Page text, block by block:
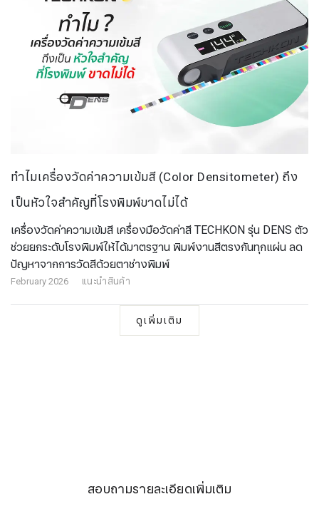
ทำไมเครื่องวัดค่าความเข้มสี (Color Densitometer) ถึง
เป็นหัวใจสำคัญที่โรงพิมพ์ขาดไม่ได้
เครื่องวัดค่าความเข้มสี เครื่องมือวัดค่าสี TECHKON รุ่น DENS ตัว
ช่วยยกระดับโรงพิมพ์ให้ได้มาตรฐาน พิมพ์งานสีตรงกันทุกแผ่น ลด
ปัญหาจากการวัดสีด้วยตาช่างพิมพ์
February 2026 แนะนำสินค้า
ดูเพิ่มเติม
สอบถามรายละเอียดเพิ่มเติม